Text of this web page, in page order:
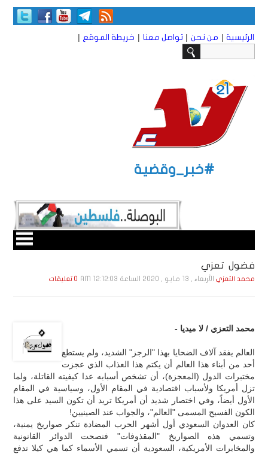
الرئيسية | من نحن | تواصل معنا | خريطة الموقع |
#خبر_وقضية
فضول تعزي
محمد التعزي الأربعاء , 13 مـايـو , 2020 الساعة 12:12:03 AM 0 تعليقات
محمد التعزي / لا ميديا -
العالم يفقد آلاف الضحايا بهذا "الرجز" الشديد، ولم يستطع
أحد من أبناء هذا العالم أن يكتم هذا العذاب الذي عجزت
مختبرات الدول (المعجزة)، أن تشخص أسبابه عدا كيفيته القاتلة، ولما
تزل أمريكا ولأسباب اقتصادية في المقام الأول، وسياسية في المقام
الأول أيضاً، وفي اختصار شديد أن أمريكا تريد أن تكون السيد على هذا
الكون الفسيح المسمى "العالم"، والجواب عند الصينيين!
كان العدوان السعودي أول أشهر الحرب المضادة تنكر صواريخ يمنية،
وتسمي هذه الصواريخ "المقذوفات" فنصحت الدوائر القانونية
والمخابرات الأمريكية، السعودية أن تسمي الأسماء كما هي كيلا تدفع